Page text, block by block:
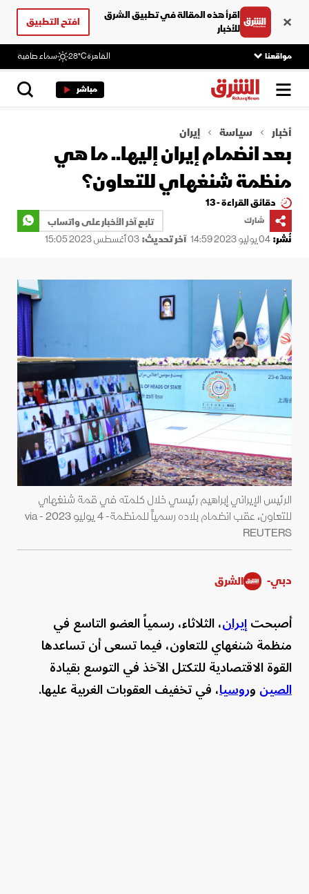
اقرأ هذه المقالة في تطبيق الشرق
للأخبار
افتح التطبيق
مواقعنا القاهرة28°C سماء صافية
مباشر
أخبار سياسة إيران
بعد انضمام إيران إليها.. ما هي
منظمة شنغهاي للتعاون؟
دقائق القراءة - 13
شارك
تابع آخر الأخبار على واتساب
نُشر:04 يوليو 2023 14:59 آخر تحديث:03 أغسطس 2023 15:05
الرئيس الإيراني إبراهيم رئيسي خلال كلمته في قمة شنغهاي
للتعاون، عقب انضمام بلاده رسمياً للمنظمة- 4 يوليو 2023 - via
REUTERS
دبي- الشرق
أصبحتإيران، الثلاثاء، رسمياً العضو التاسع في
منظمة شنغهاي للتعاون، فيما تسعى أن تساعدها
القوة الاقتصادية للتكتل الآخذ في التوسع بقيادة
الصينوروسيا، في تخفيف العقوبات الغربية عليها.